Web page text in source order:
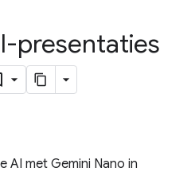
presentaties
AI met Gemini Nano in